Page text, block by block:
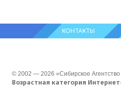
КОНТАКТЫ
© 2002 — 2026 «Сибирское
Возрастная категория